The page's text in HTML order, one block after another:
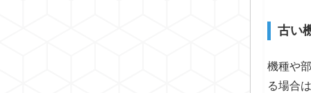
古い
機種や
る場合